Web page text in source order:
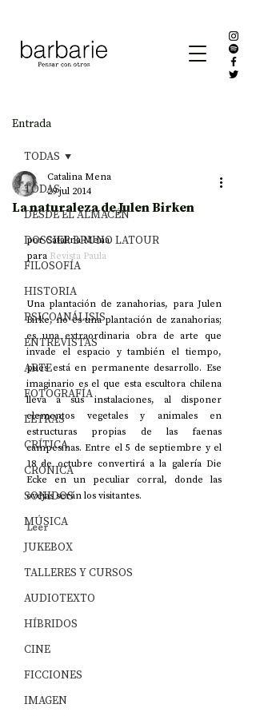
Entrada
TODAS
DESDE EL ALMACÉN
DOSSIER BRUNO LATOUR
FILOSOFÍA
HISTORIA
PSICOANÁLISIS
ENTREVISTAS
ARTE
FOTOGRAFÍA
LETRAS
CRÍTICA
CRÓNICA
SONIDOS
MÚSICA
JUKEBOX
TALLERES Y CURSOS
AUDIOTEXTO
HÍBRIDOS
CINE
FICCIONES
IMAGEN
TODAS
La naturaleza de Julen Birken
Catalina Mena
29 jul 2014
por Catalina Mena
para Revista Paula
Una plantación de zanahorias, para Julen
Birke, no es una plantación de zanahorias;
es una extraordinaria obra de arte que
invade el espacio y también el tiempo,
pues está en permanente desarrollo. Ese
imaginario es el que esta escultora chilena
lleva a sus instalaciones, al disponer
elementos vegetales y animales en
estructuras propias de las faenas
campesinas. Entre el 5 de septiembre y el
18 de octubre convertirá a la galería Die
Ecke en un peculiar corral, donde las
ovejas serán los visitantes.
Leer